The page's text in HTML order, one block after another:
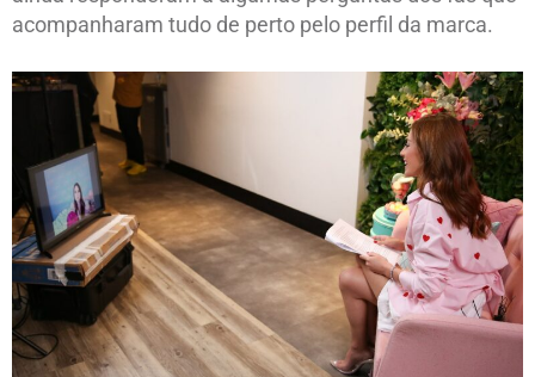
acompanharam tudo de perto pelo perfil da marca.